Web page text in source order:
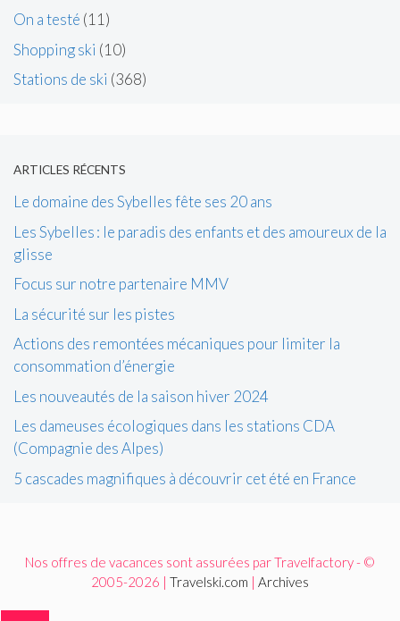
On a testé (11)
Shopping ski (10)
Stations de ski (368)
ARTICLES RÉCENTS
Le domaine des Sybelles fête ses 20 ans
Les Sybelles : le paradis des enfants et des amoureux de la
glisse
Focus sur notre partenaire MMV
La sécurité sur les pistes
Actions des remontées mécaniques pour limiter la
consommation d’énergie
Les nouveautés de la saison hiver 2024
Les dameuses écologiques dans les stations CDA
(Compagnie des Alpes)
5 cascades magnifiques à découvrir cet été en France
Nos offres de vacances sont assurées par Travelfactory - ©
2005-2026 | Travelski.com | Archives